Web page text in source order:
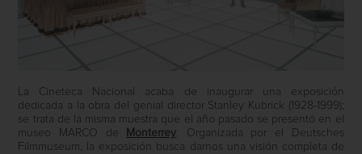
La Cineteca Nacional acaba de inaugurar una exposición
dedicada a la obra del genial director Stanley Kubrick (1928-1999);
se trata de la misma muestra que el año pasado se presentó en el
museo MARCO de
Monterrey. Organizada por el Deutsches
Filmmuseum, la exposición busca darnos una visión completa de